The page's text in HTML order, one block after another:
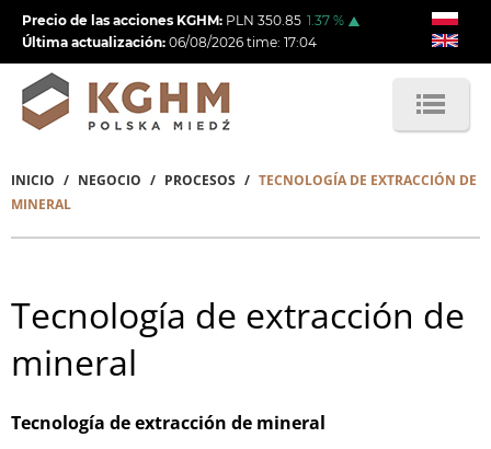
Pasar
contenido
principal
Precio de las acciones KGHM: PLN 350.85 1.37 %
Última actualización: 06/08/2026 time: 17:04
Sobrescribir
enlaces
ayuda
a
la
navegación
INICIO NEGOCIO PROCESOS
TECNOLOGÍA DE EXTRACCIÓN DE
MINERAL
Tecnología de extracción de
mineral
Tecnología de extracción de mineral